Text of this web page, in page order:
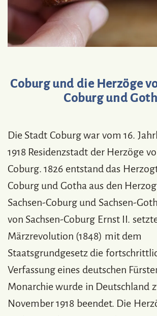
Coburg und die Herzöge
Coburg und
Die Stadt Coburg war vom 16.
1918 Residenzstadt der Herzöge
Coburg. 1826 entstand das
Coburg und Gotha aus den
Sachsen-Coburg und Sachsen-
von Sachsen-Coburg Ernst II.
Märzrevolution (1848) mit dem
Staatsgrundgesetz die
Verfassung eines deutschen
Monarchie wurde in Deutschland
November 1918 beendet. Die